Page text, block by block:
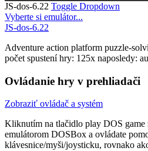
JS-dos-6.22 Toggle Dropdown
Vyberte si emulátor...
JS-dos-6.22
Adventure action platform puzzle-
počet spustení hry: 125x naposledy:
Ovládanie hry v prehliadači
Zobraziť ovládač a systém
Kliknutím na tlačidlo play DOS game
emulátorom DOSBox a ovládate
klávesnice/myši/joysticku, rovnako